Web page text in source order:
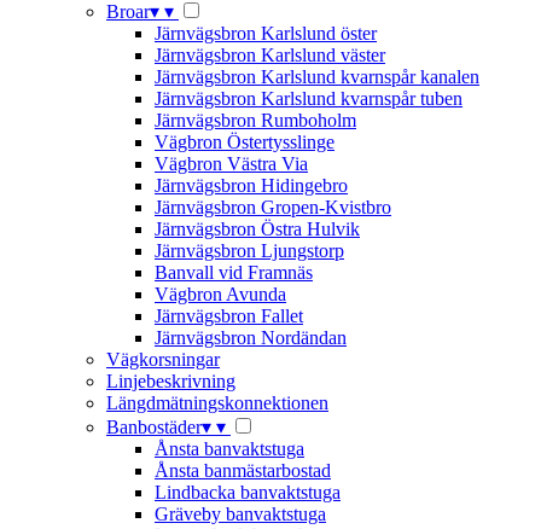
Broar▾ ▾
Järnvägsbron Karlslund öster
Järnvägsbron Karlslund väster
Järnvägsbron Karlslund kvarnspår kanalen
Järnvägsbron Karlslund kvarnspår tuben
Järnvägsbron Rumboholm
Vägbron Östertysslinge
Vägbron Västra Via
Järnvägsbron Hidingebro
Järnvägsbron Gropen-Kvistbro
Järnvägsbron Östra Hulvik
Järnvägsbron Ljungstorp
Banvall vid Framnäs
Vägbron Avunda
Järnvägsbron Fallet
Järnvägsbron Nordändan
Vägkorsningar
Linjebeskrivning
Längdmätningskonnektionen
Banbostäder▾ ▾
Ånsta banvaktstuga
Ånsta banmästarbostad
Lindbacka banvaktstuga
Gräveby banvaktstuga